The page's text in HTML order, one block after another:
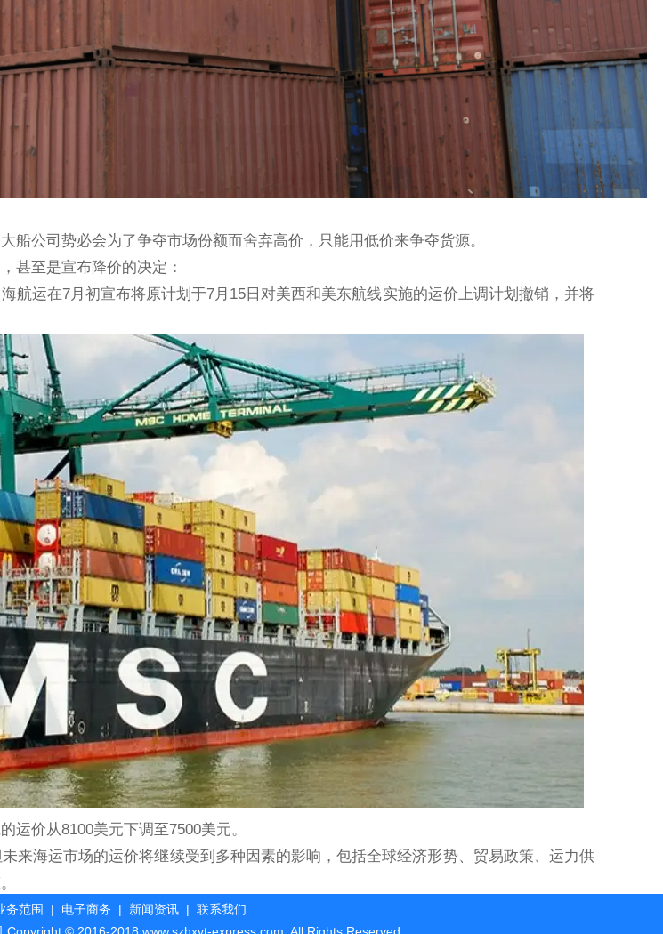
船公司势必会为了争夺市场份额而舍弃高价，只能用低价来争夺货源。
甚至是宣布降价的决定：
航运在7月初宣布将原计划于7月15日对美西和美东航线实施的运价上调计划撤销，并将
运价从8100美元下调至7500美元。
来海运市场的运价将继续受到多种因素的影响，包括全球经济形势、贸易政策、运力供
务范围 | 电子商务 | 新闻资讯 | 联系我们